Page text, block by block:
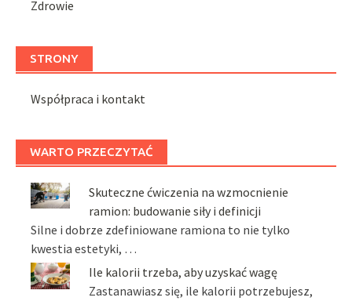
Zdrowie
STRONY
Współpraca i kontakt
WARTO PRZECZYTAĆ
Skuteczne ćwiczenia na wzmocnienie
ramion: budowanie siły i definicji
Silne i dobrze zdefiniowane ramiona to nie tylko
kwestia estetyki, …
Ile kalorii trzeba, aby uzyskać wagę
Zastanawiasz się, ile kalorii potrzebujesz,